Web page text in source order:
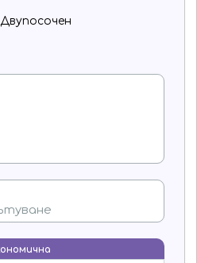
Двупосочен